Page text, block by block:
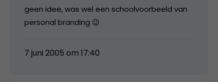
geen idee, was wel een schoolvoorbeeld van
personal branding 😉
7 juni 2005 om 17:40